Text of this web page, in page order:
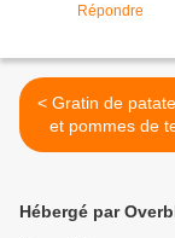
Répondre
< Gratin de patates douces
et pommes de
manière d'un
Hébergé par